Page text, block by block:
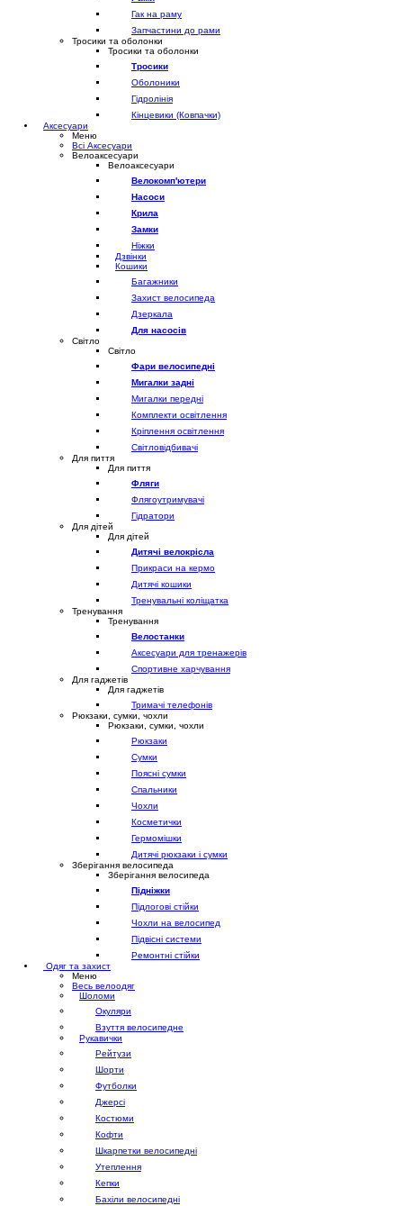
Гак на раму
Запчастини до рами
Тросики та оболонки
Тросики та оболонки
Тросики
Оболоники
Гідролінія
Кінцевики (Ковпачки)
Аксесуари
Меню
Всі Аксесуари
Велоаксесуари
Велоаксесуари
Велокомп'ютери
Насоси
Крила
Замки
Ніжки
Дзвінки
Кошики
Багажники
Захист велосипеда
Дзеркала
Для насосів
Світло
Світло
Фари велосипедні
Мигалки задні
Мигалки передні
Комплекти освітлення
Кріплення освітлення
Світловідбивачі
Для пиття
Для пиття
Фляги
Флягоутримувачі
Гідратори
Для дітей
Для дітей
Дитячі велокрісла
Прикраси на кермо
Дитячі кошики
Тренувальні коліщатка
Тренування
Тренування
Велостанки
Аксесуари для тренажерів
Спортивне харчування
Для гаджетів
Для гаджетів
Тримачі телефонів
Рюкзаки, сумки, чохли
Рюкзаки, сумки, чохли
Рюкзаки
Сумки
Поясні сумки
Спальники
Чохли
Косметички
Гермомішки
Дитячі рюкзаки і сумки
Зберігання велосипеда
Зберігання велосипеда
Підніжки
Підлогові стійки
Чохли на велосипед
Підвісні системи
Ремонтні стійки
Одяг та захист
Меню
Весь велоодяг
Шоломи
Окуляри
Взуття велосипедне
Рукавички
Рейтузи
Шорти
Футболки
Джерсі
Костюми
Кофти
Шкарпетки велосипедні
Утеплення
Кепки
Бахіли велосипедні